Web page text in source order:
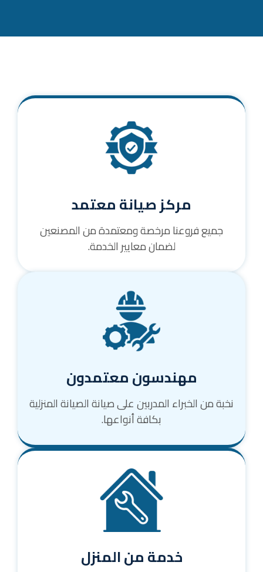
مركز صيانة معتمد
جميع فروعنا مرخصة ومعتمدة من المصنعين
لضمان معايير الخدمة.
مهندسون معتمدون
نخبة من الخبراء المدربين على صيانة الصيانة المنزلية
بكافة أنواعها.
خدمة من المنزل